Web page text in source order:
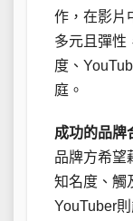
作，在影片
多元且彈性
度、
庭。
成功的品牌
品牌方希望
知名度、觸
YouTuber